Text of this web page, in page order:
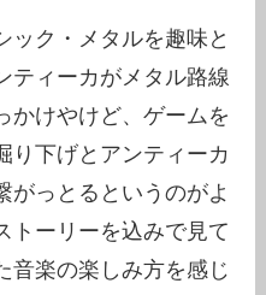
ック・メタルを趣味と
ティーカがメタル路線
けやけど、ゲームを
り下げとアンティーカ
がっとるというのがよ
トーリーを込みで見て
音楽の楽しみ方を感じ